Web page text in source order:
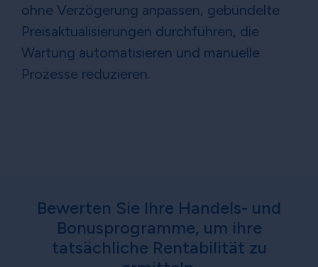
ohne Verzögerung anpassen, gebündelte
Preisaktualisierungen durchführen, die
Wartung automatisieren und manuelle
Prozesse reduzieren.
Bewerten Sie Ihre Handels- und
Bonusprogramme, um ihre
tatsächliche Rentabilität zu